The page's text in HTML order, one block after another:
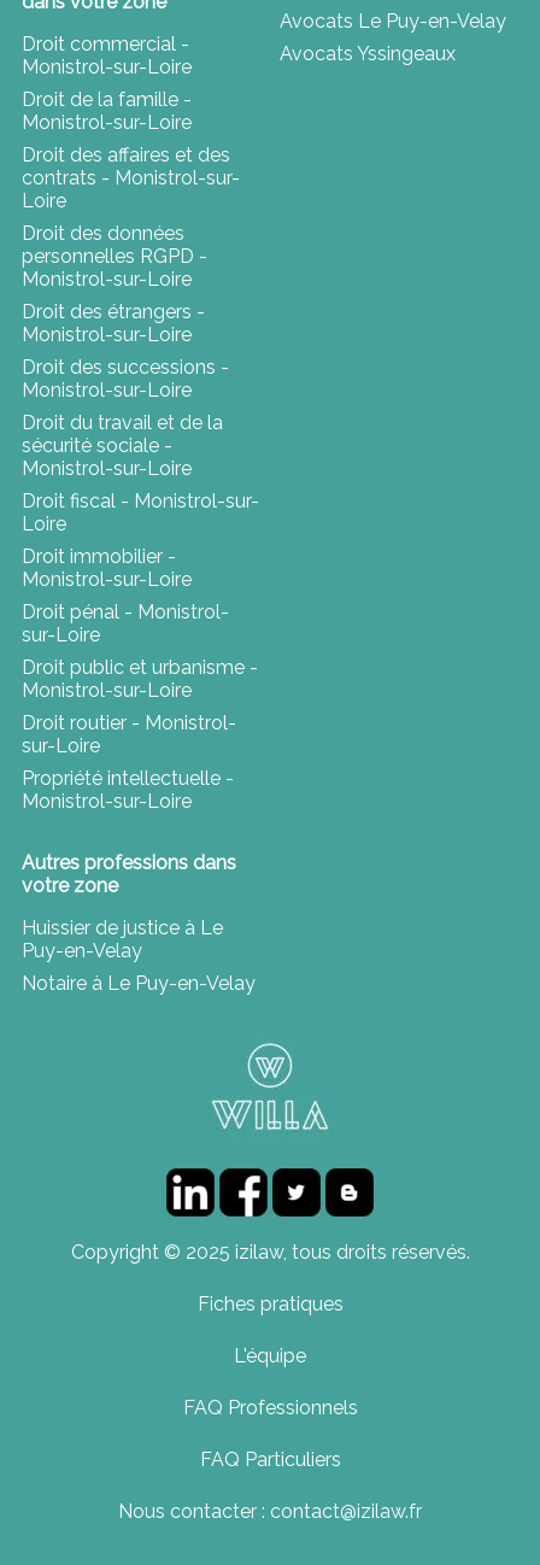
Droit commercial -
Monistrol-sur-Loire
Droit de la famille -
Monistrol-sur-Loire
Droit des affaires et des
contrats - Monistrol-sur-
Loire
Droit des données
personnelles RGPD -
Monistrol-sur-Loire
Droit des étrangers -
Monistrol-sur-Loire
Droit des successions -
Monistrol-sur-Loire
Droit du travail et de la
sécurité sociale -
Monistrol-sur-Loire
Droit fiscal - Monistrol-sur-
Loire
Droit immobilier -
Monistrol-sur-Loire
Droit pénal - Monistrol-
sur-Loire
Droit public et urbanisme -
Monistrol-sur-Loire
Droit routier - Monistrol-
sur-Loire
Propriété intellectuelle -
Monistrol-sur-Loire
Autres professions dans
votre zone
Huissier de justice à Le
Puy-en-Velay
Notaire à Le Puy-en-Velay
Avocats Le Puy-en-Velay
Avocats Yssingeaux
Copyright © 2025 izilaw, tous droits réservés.
Fiches pratiques
L'équipe
FAQ Professionnels
FAQ Particuliers
Nous contacter : contact@izilaw.fr